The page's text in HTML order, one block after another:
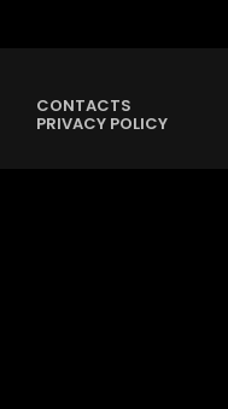
CONTACTS
PRIVACY POLICY